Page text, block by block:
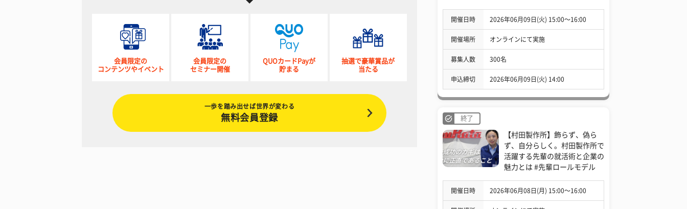
会員限定の
コンテンツやイベント
会員限定の
セミナー開催
QUOカードPayが
貯まる
抽選で豪華賞品が
当たる
一歩を踏み出せば世界が変わる
無料会員登録
開催日時 2026年06月09日(火) 15:00〜16:00
開催場所 オンラインにて実施
募集人数 300名
申込締切 2026年06月09日(火) 14:00
終了
【村田製作所】飾らず、偽ら
ず、自分らしく。村田製作所で
活躍する先輩の就活術と企業の
魅力とは #先輩ロールモデル
開催日時 2026年06月08日(月) 15:00〜16:00